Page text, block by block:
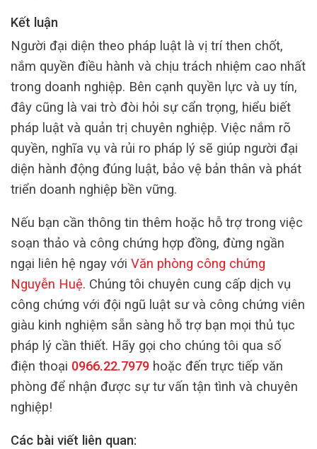
Kết luận
Người đại diện theo pháp luật là vị trí then chốt,
nắm quyền điều hành và chịu trách nhiệm cao nhất
trong doanh nghiệp. Bên cạnh quyền lực và uy tín,
đây cũng là vai trò đòi hỏi sự cẩn trọng, hiểu biết
pháp luật và quản trị chuyên nghiệp. Việc nắm rõ
quyền, nghĩa vụ và rủi ro pháp lý sẽ giúp người đại
diện hành động đúng luật, bảo vệ bản thân và phát
triển doanh nghiệp bền vững.
Nếu bạn cần thông tin thêm hoặc hỗ trợ trong việc
soạn thảo và công chứng hợp đồng, đừng ngần
ngại liên hệ ngay với Văn phòng công chứng
Nguyễn Huệ. Chúng tôi chuyên cung cấp dịch vụ
công chứng với đội ngũ luật sư và công chứng viên
giàu kinh nghiệm sẵn sàng hỗ trợ bạn mọi thủ tục
pháp lý cần thiết. Hãy gọi cho chúng tôi qua số
điện thoại 0966.22.7979 hoặc đến trực tiếp văn
phòng để nhận được sự tư vấn tận tình và chuyên
nghiệp!
Các bài viết liên quan: